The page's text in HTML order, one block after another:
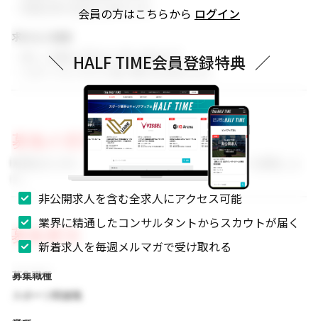
・関連分野の知見をお持ちの方
求める人物像
・新しい挑戦に前向きに取り組める方
・スポーツビジネスに強い関心をお持ちの方
募集の背景
事業拡大に伴い、組織体制を強化するためのメンバーを募集しま
募集要項
募集職種
スポーツ関連職
会員の方はこちらから ログイン
＼ HALF TIME会員登録特典 ／
非公開求人を含む全求人にアクセス可能
業界に精通したコンサルタントからスカウトが届く
新着求人を毎週メルマガで受け取れる